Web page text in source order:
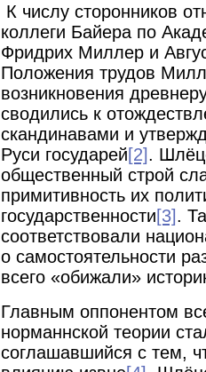
К числу сторонников
коллеги Байера по
Фридрих Миллер и
Положения трудов
возникновения
сводились к
скандинавами и
Руси государей[2].
общественный строй
примитивность их
государственности[3].
соответствовали
о самостоятельности
всего «обижали»
Главным оппонентом
норманнской теории
соглашавшийся с тем,